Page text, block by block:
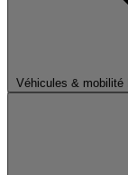
Véhicules & mobilité